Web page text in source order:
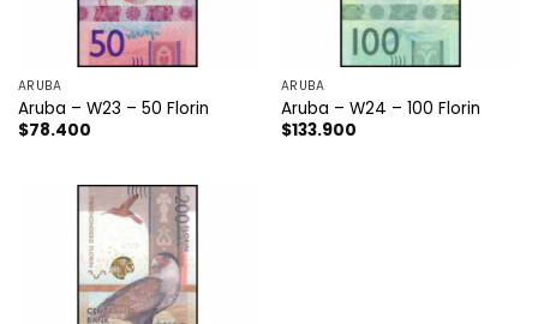
ARUBA
Aruba – W23 – 50 Florin
$78.400
ARUBA
Aruba – W24 – 100 Florin
$133.900